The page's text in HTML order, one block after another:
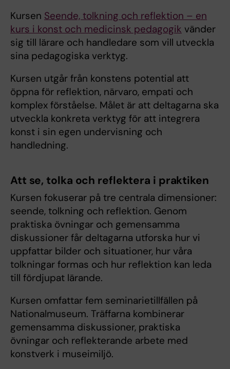
Kursen Seende, tolkning och reflektion – en
kurs i konst och medicinsk pedagogik vänder
sig till lärare och handledare som vill utveckla
sina pedagogiska verktyg.
Kursen utgår från konstens potential att
öppna för reflektion, närvaro, empati och
komplex förståelse. Målet är att deltagarna ska
utveckla konkreta verktyg för att integrera
konst i sin egen undervisning och
handledning.
Att se, tolka och reflektera i praktiken
Kursen fokuserar på tre centrala dimensioner:
seende, tolkning och reflektion. Genom
praktiska övningar och gemensamma
diskussioner får deltagarna utforska hur vi
uppfattar bilder och situationer, hur våra
tolkningar formas och hur reflektion kan leda
till fördjupat lärande.
Kursen omfattar fem seminarietillfällen på
Nationalmuseum. Träffarna kombinerar
gemensamma diskussioner, praktiska
övningar och reflekterande arbete med
konstverk i museimiljö.